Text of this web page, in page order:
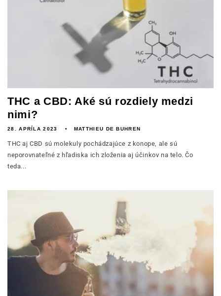
THC a CBD: Aké sú rozdiely medzi
nimi?
28. APRÍLA 2023 MATTHIEU DE BUHREN
THC aj CBD sú molekuly pochádzajúce z konope, ale sú
neporovnateľné z hľadiska ich zloženia aj účinkov na telo. Čo
teda...